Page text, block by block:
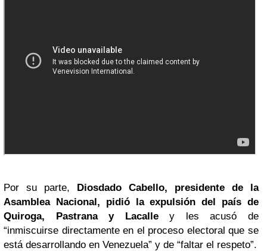
Por su parte, Diosdado Cabello, presidente de la
Asamblea Nacional, pidió la expulsión del país de
Quiroga, Pastrana y Lacalley les acusó de
“inmiscuirse directamente en el proceso electoral que se
está desarrollando en Venezuela” y de “faltar el respeto”.